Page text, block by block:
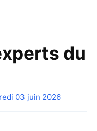
du
03 juin 2026